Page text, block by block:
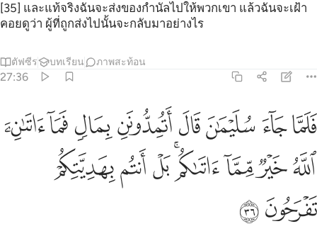
[35] และแท้จริงฉันจะส่งของกำนัลไปให้พวกเขา แล้วฉันจะเฝ้า
คอยดูว่า ผู้ที่ถูกส่งไปนั้นจะกลับมาอย่างไร
ตัฟซีร บทเรียน ภาพสะท้อน
27:36
فلما جاء سليمان قال اتمدونن بمال فما اتاني الله خير مما اتاكم بل انتم
فَلَمَّا جَآءَ سُلَيْمَـٰنَ قَالَ أَتُمِدُّونَنِ بِمَالٍۢ فَمَآ ءَاتَىٰنِۦَ ٱللَّهُ خَيْرٌۭ مِّمَّآ
ﱁﱂﱃﱄﱅﱆﱇﱈ
ﱉﱊﱋﱌﱍﱎﱏﱐ
ﱑﱒ